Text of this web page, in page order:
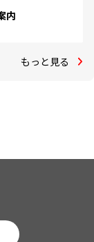
内
もっと見る